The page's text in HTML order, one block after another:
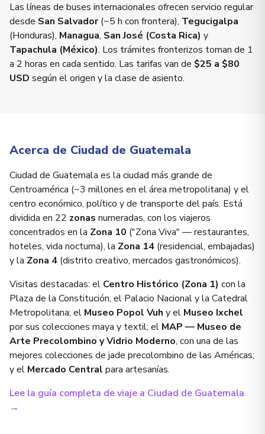
Las líneas de buses internacionales ofrecen servicio regular
desde San Salvador(~5 h con frontera), Tegucigalpa
(Honduras), Managua, San José (Costa Rica) y
Tapachula (México). Los trámites fronterizos toman de 1
a 2 horas en cada sentido. Las tarifas van de $25 a $80
USD según el origen y la clase de asiento.
Acerca de Ciudad de Guatemala
Ciudad de Guatemala es la ciudad más grande de
Centroamérica (~3 millones en el área metropolitana) y el
centro económico, político y de transporte del país. Está
dividida en 22 zonas numeradas, con los viajeros
concentrados en la Zona 10 ("Zona Viva" — restaurantes,
hoteles, vida nocturna), la Zona 14 (residencial, embajadas)
y la Zona 4 (distrito creativo, mercados gastronómicos).
Visitas destacadas: el Centro Histórico (Zona 1) con la
Plaza de la Constitución, el Palacio Nacional y la Catedral
Metropolitana; el Museo Popol Vuh y el Museo Ixchel
por sus colecciones maya y textil; el MAP — Museo de
Arte Precolombino y Vidrio Moderno, con una de las
mejores colecciones de jade precolombino de las Américas;
y el Mercado Central para artesanías.
Lee la guía completa de viaje a Ciudad de Guatemala
→